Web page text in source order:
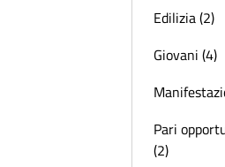
Edilizia (2)
Giovani (4)
Pari
(2)